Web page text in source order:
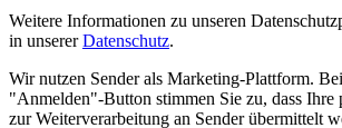
Weitere Informationen zu unseren
in unsererDatenschutz.
Wir nutzen Sender als Marketing-Plattform.
"Anmelden"-Button stimmen Sie zu, dass Ihre
zur Weiterverarbeitung an Sender übermittelt